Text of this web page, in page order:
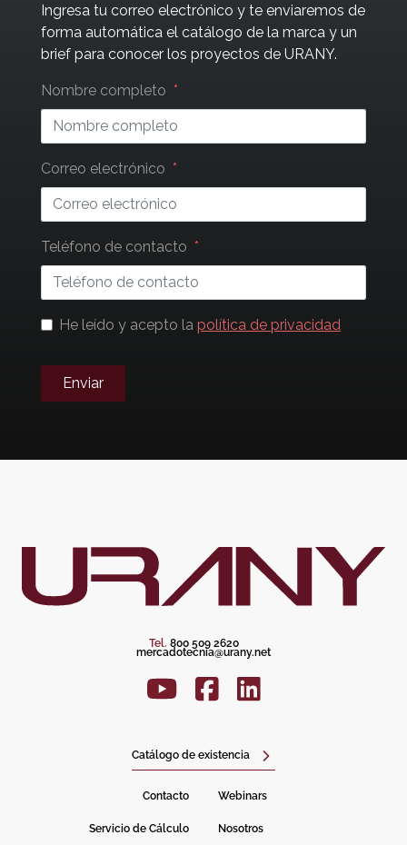
Ingresa tu correo electrónico y te enviaremos de
forma automática el catálogo de la marca y un
brief para conocer los proyectos de URANY.
Leave
this
field
Nombre completo
Correo electrónico
Teléfono de contacto
He leído y acepto la política de privacidad
Enviar
Tel. 800 509 2620
mercadotecnia@urany.net
Catálogo de existencia
Contacto Webinars
Servicio de Cálculo Nosotros